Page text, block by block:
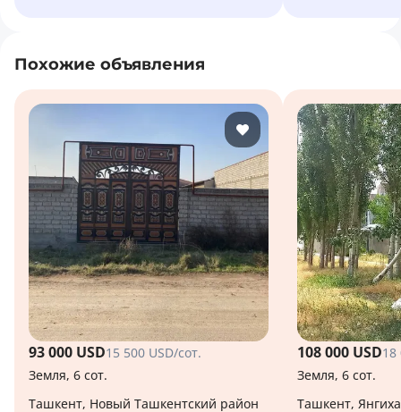
Похожие объявления
93 000 USD15 500 USD/сот.
Земля, 6 сот.
Ташкент, Новый Ташкентский район
108 000 USD18
Земля, 6 сот.
Ташкент,